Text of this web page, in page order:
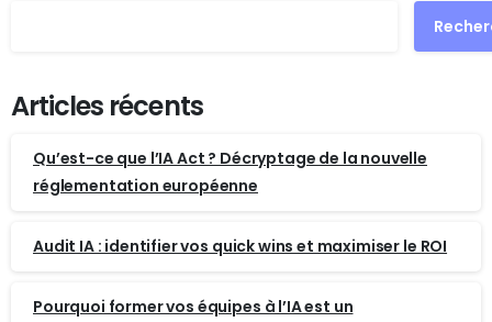
Articles récents
Qu’est-ce que l’IA Act ? Décryptage de la nouvelle
réglementation européenne
Audit IA : identifier vos quick wins et maximiser le ROI
Pourquoi former vos équipes à l’IA est un